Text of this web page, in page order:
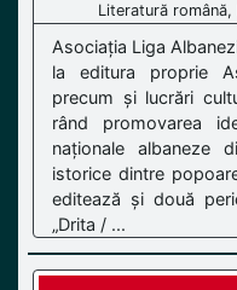
Literatură
Asociația Liga
la editura proprie
precum și lucrări
rând promovarea
naționale albaneze
istorice dintre
editează și două
„Drita / ...